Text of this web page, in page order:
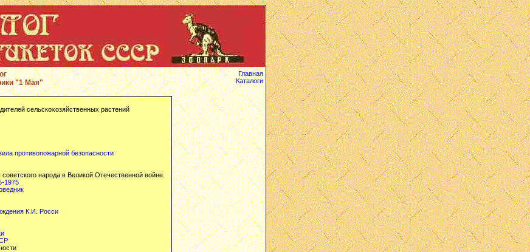
"1 Мая"
Главная
Каталоги
сельскохозяйственных растений
противопожарной безопасности
народа в Великой Отечественной войне
1975
К.И. Росси